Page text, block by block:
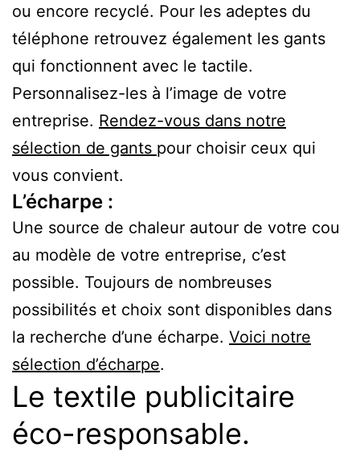
ou encore recyclé. Pour les adeptes du
téléphone retrouvez également les gants
qui fonctionnent avec le tactile.
Personnalisez-les à l’image de votre
entreprise. Rendez-vous dans notre
sélection de gants pour choisir ceux qui
vous convient.
L’écharpe :
Une source de chaleur autour de votre cou
au modèle de votre entreprise, c’est
possible. Toujours de nombreuses
possibilités et choix sont disponibles dans
la recherche d’une écharpe. Voici notre
sélection d’écharpe.
Le textile publicitaire
éco-responsable.